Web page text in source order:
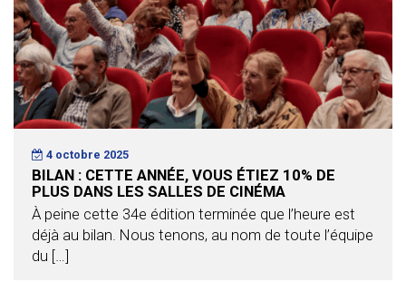
4 octobre 2025
BILAN : CETTE ANNÉE, VOUS ÉTIEZ 10% DE
PLUS DANS LES SALLES DE CINÉMA
À peine cette 34e édition terminée que l’heure est
déjà au bilan. Nous tenons, au nom de toute l’équipe
du […]